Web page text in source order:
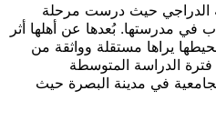
الدراجي حيث درست مرحلة
في مدرستها. بُعدها عن أهلها أثر
يراها مستقلة وواثقة من
الدراسة المتوسطة
في مدينة البصرة حيث